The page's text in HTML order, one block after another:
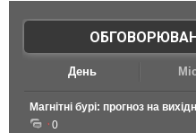
День
Магнітні бурі: прогноз на
0